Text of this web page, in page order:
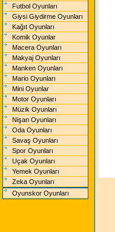
Futbol Oyunları
Giysi Giydirme Oyunları
Kağıt Oyunları
Komik Oyunlar
Macera Oyunları
Makyaj Oyunları
Manken Oyunları
Mario Oyunları
Mini Oyunlar
Motor Oyunları
Müzik Oyunları
Nişan Oyunları
Oda Oyunları
Savaş Oyunları
Spor Oyunları
Uçak Oyunları
Yemek Oyunları
Zeka Oyunları
Oyunskor Oyunları